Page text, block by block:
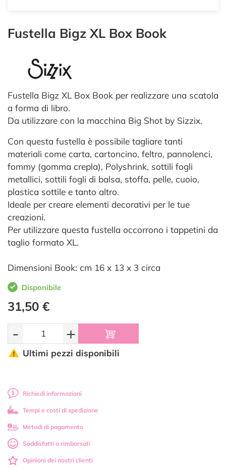
Fustella Bigz XL Box Book
Fustella Bigz XL Box Book per realizzare una scatola
a forma di libro.
Da utilizzare con la macchina Big Shot by Sizzix.
Con questa fustella è possibile tagliare tanti
materiali come carta, cartoncino, feltro, pannolenci,
fommy (gomma crepla), Polyshrink, sottili fogli
metallici, sottili fogli di balsa, stoffa, pelle, cuoio,
plastica sottile e tanto altro.
Ideale per creare elementi decorativi per le tue
creazioni.
Per utilizzare questa fustella occorrono i tappetini da
taglio formato XL.
Dimensioni Book: cm 16 x 13 x 3 circa
Disponibile
31,50 €
- +
Ultimi pezzi disponibili
Richiedi informazioni
Tempi e costi di spedizione
Metodi di pagamento
Soddisfatti o rimborsati
Opinioni dei nostri clienti